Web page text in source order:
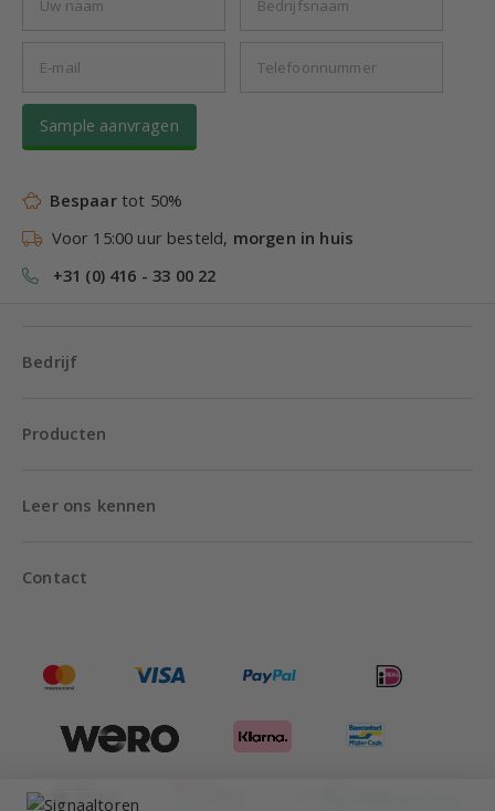
Sample aanvragen
Bespaartot 50%
Voor 15:00 uur besteld, morgen in huis
+31 (0) 416 - 33 00 22
Bedrijf
Producten
Leer ons kennen
Contact